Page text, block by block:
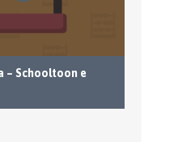
– Schooltoon e